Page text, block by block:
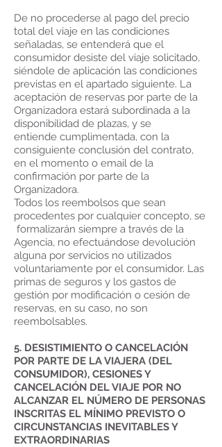
De no procederse al pago del precio
total del viaje en las condiciones
señaladas, se entenderá que el
consumidor desiste del viaje solicitado,
siéndole de aplicación las condiciones
previstas en el apartado siguiente. La
aceptación de reservas por parte de la
Organizadora estará subordinada a la
disponibilidad de plazas, y se
entiende cumplimentada, con la
consiguiente conclusión del contrato,
en el momento o email de la
confirmación por parte de la
Organizadora.
Todos los reembolsos que sean
procedentes por cualquier concepto, se
formalizarán siempre a través de la
Agencia, no efectuándose devolución
alguna por servicios no utilizados
voluntariamente por el consumidor. Las
primas de seguros y los gastos de
gestión por modificación o cesión de
reservas, en su caso, no son
reembolsables.
5. DESISTIMIENTO O CANCELACIÓN
POR PARTE DE LA VIAJERA (DEL
CONSUMIDOR), CESIONES Y
CANCELACIÓN DEL VIAJE POR NO
ALCANZAR EL NÚMERO DE PERSONAS
INSCRITAS EL MÍNIMO PREVISTO O
CIRCUNSTANCIAS INEVITABLES Y
EXTRAORDINARIAS